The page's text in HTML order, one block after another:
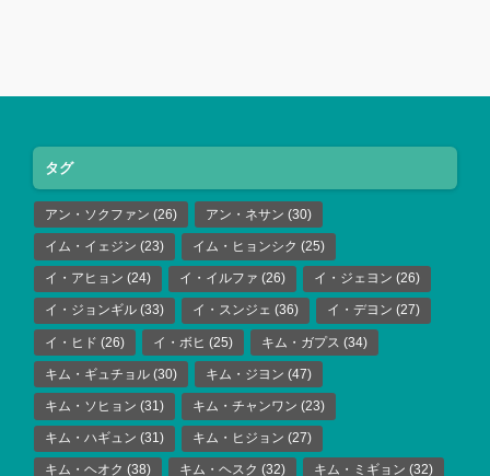
タグ
アン・ソクファン (26) アン・ネサン (30)
イム・イェジン (23) イム・ヒョンシク (25)
イ・アヒョン (24) イ・イルファ (26) イ・ジェヨン (26)
イ・ジョンギル (33) イ・スンジェ (36) イ・デヨン (27)
イ・ヒド (26) イ・ボヒ (25) キム・ガプス (34)
キム・ギュチョル (30) キム・ジヨン (47)
キム・ソヒョン (31) キム・チャンワン (23)
キム・ハギュン (31) キム・ヒジョン (27)
キム・ヘオク (38) キム・ヘスク (32) キム・ミギョン (32)